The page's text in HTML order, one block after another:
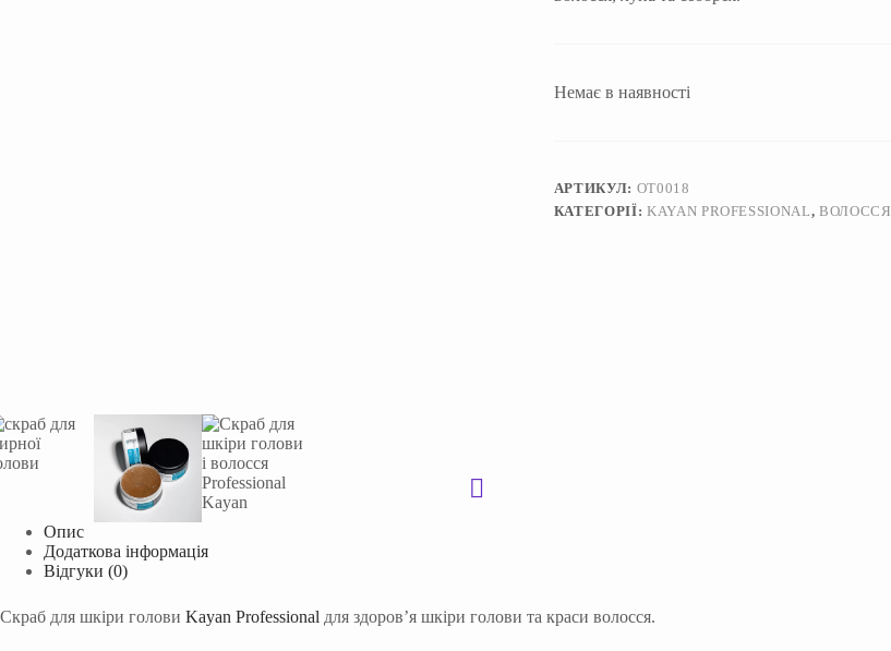
Немає в наявності
АРТИКУЛ: OT0018
КАТЕГОРІЇ: KAYAN PROFESSIONAL, ВОЛОССЯ
Опис
Додаткова інформація
Відгуки (0)
Скраб для шкіри голови Kayan Professional для здоров’я шкіри голови та краси волосся.